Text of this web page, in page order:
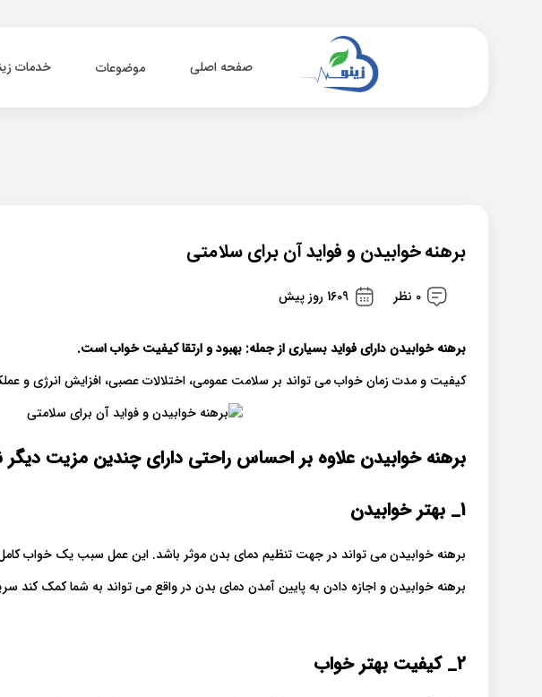
صفحه اصلی موضوعات خدمات
برهنه خوابیدن و فواید آن برای سلامتی
0 نظر 1609 روز پیش
برهنه خوابیدن دارای فواید بسیاری از جمله: بهبود و ارتقا کیفیت خواب است.
کیفیت و مدت زمان خواب می تواند بر سلامت عمومی، اختلالات عصبی، افزایش انرژی و
برهنه خوابیدن علاوه بر احساس راحتی دارای چندین مزیت دیگر
1_ بهتر خوابیدن
برهنه خوابیدن می تواند در جهت تنظیم دمای بدن موثر باشد. این عمل سبب یک خواب
برهنه خوابیدن و اجازه دادن به پایین آمدن دمای بدن در واقع می تواند به شما کمک کند
2_ کیفیت بهتر خواب